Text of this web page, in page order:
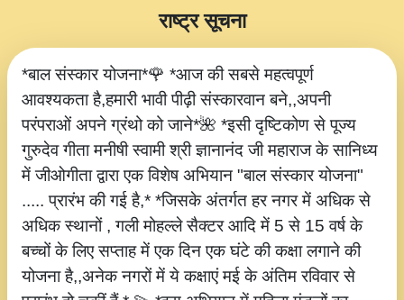
*बाल संस्कार योजना*🌹 *आज की सबसे महत्वपूर्ण
आवश्यकता है,हमारी भावी पीढ़ी संस्कारवान बने,,अपनी
परंपराओं अपने ग्रंथो को जाने*🌺 *इसी दृष्टिकोण से पूज्य
गुरुदेव गीता मनीषी स्वामी श्री ज्ञानानंद जी महाराज के सानिध्य
में जीओगीता द्वारा एक विशेष अभियान "बाल संस्कार योजना"
..... प्रारंभ की गई है,* *जिसके अंतर्गत हर नगर में अधिक से
अधिक स्थानों , गली मोहल्ले सैक्टर आदि में 5 से 15 वर्ष के
बच्चों के लिए सप्ताह में एक दिन एक घंटे की कक्षा लगाने की
योजना है,,अनेक नगरों में ये कक्षाएं मई के अंतिम रविवार से
राष्ट्र सूचना